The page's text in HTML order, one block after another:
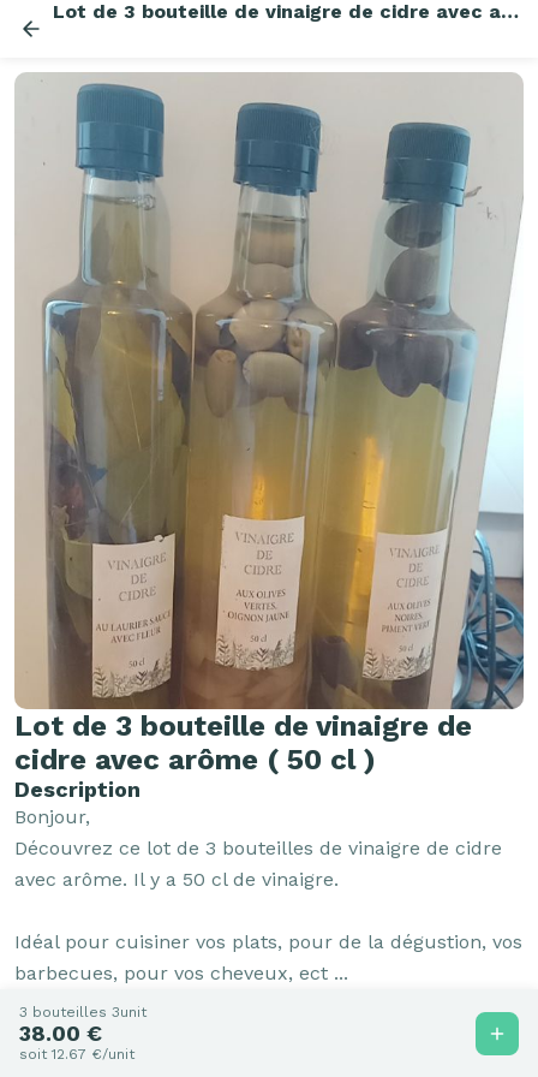
Lot de 3 bouteille de vinaigre de cidre avec arôme ( 50 cl )
Lot de 3 bouteille de vinaigre de
cidre avec arôme ( 50 cl )
Description
Bonjour,
Découvrez ce lot de 3 bouteilles de vinaigre de cidre
avec arôme. Il y a 50 cl de vinaigre.
Idéal pour cuisiner vos plats, pour de la dégustion, vos
barbecues, pour vos cheveux, ect ...
OFFRE LIMITEE !
3 bouteilles 3unit
38.00 €
soit 12.67 €/unit